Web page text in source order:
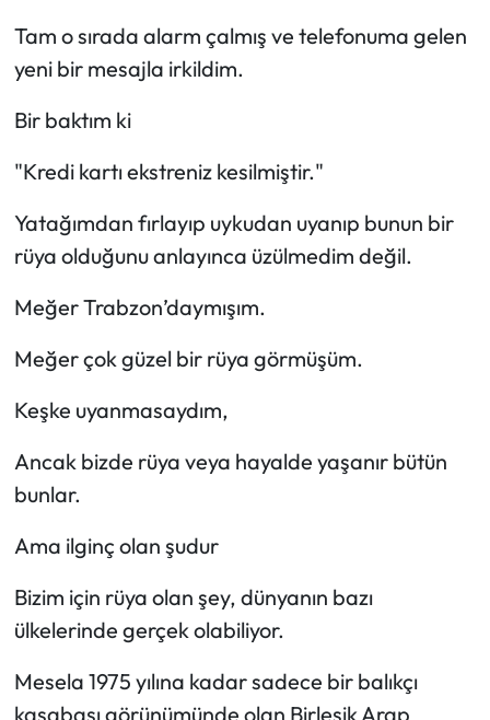
Tam o sırada alarm çalmış ve telefonuma gelen
yeni bir mesajla irkildim.
Bir baktım ki
"Kredi kartı ekstreniz kesilmiştir."
Yatağımdan fırlayıp uykudan uyanıp bunun bir
rüya olduğunu anlayınca üzülmedim değil.
Meğer Trabzon’daymışım.
Meğer çok güzel bir rüya görmüşüm.
Keşke uyanmasaydım,
Ancak bizde rüya veya hayalde yaşanır bütün
bunlar.
Ama ilginç olan şudur
Bizim için rüya olan şey, dünyanın bazı
ülkelerinde gerçek olabiliyor.
Mesela 1975 yılına kadar sadece bir balıkçı
kasabası görünümünde olan Birleşik Arap